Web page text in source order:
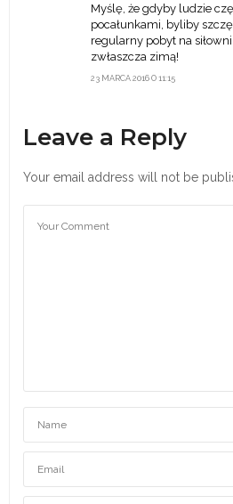
23 MARCA 2016 O 11:15
Myślę, że gdyby ludzie
pocałunkami, byliby
regularny pobyt na
zwłaszcza zimą!
Leave a Reply
Your email address will not be